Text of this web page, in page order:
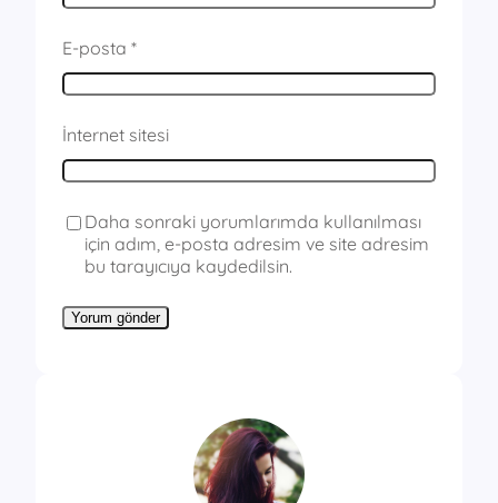
E-posta *
İnternet sitesi
Daha sonraki yorumlarımda kullanılması
için adım, e-posta adresim ve site adresim
bu tarayıcıya kaydedilsin.